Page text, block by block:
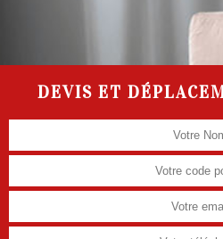
DEVIS ET